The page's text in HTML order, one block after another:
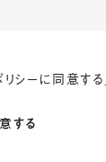
ーに同意する
する